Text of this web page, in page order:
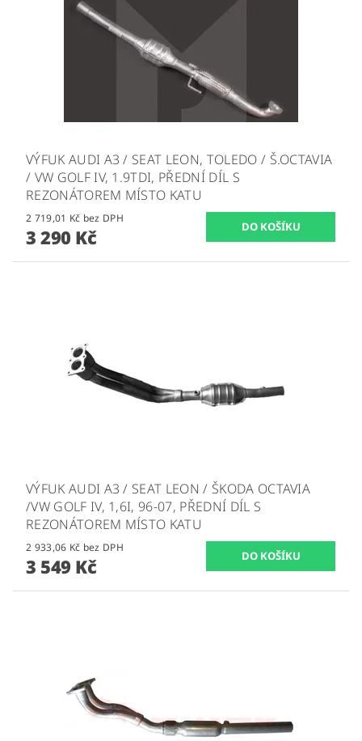
VÝFUK AUDI A3 / SEAT LEON, TOLEDO / Š.OCTAVIA
/ VW GOLF IV, 1.9TDI, PŘEDNÍ DÍL S
REZONÁTOREM MÍSTO KATU
2 719,01 Kč bez DPH
3 290 Kč
VÝFUK AUDI A3 / SEAT LEON / ŠKODA OCTAVIA
/VW GOLF IV, 1,6I, 96-07, PŘEDNÍ DÍL S
REZONÁTOREM MÍSTO KATU
2 933,06 Kč bez DPH
3 549 Kč